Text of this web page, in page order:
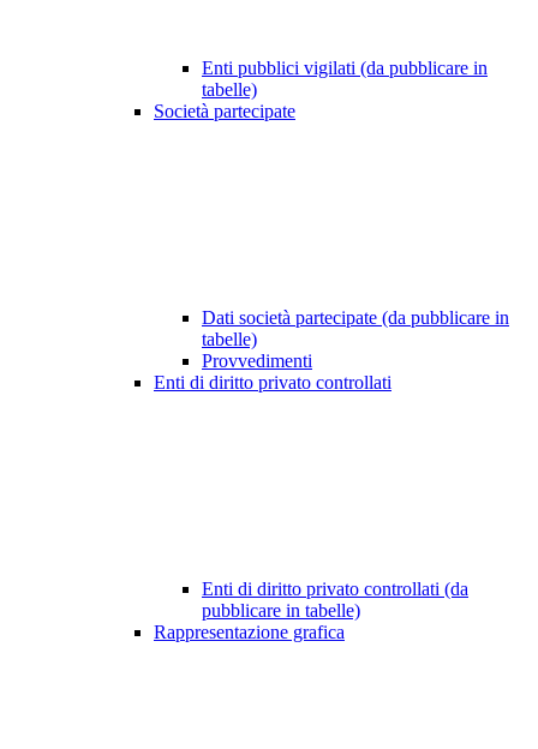
Enti pubblici vigilati (da pubblicare in
tabelle)
Società partecipate
Dati società partecipate (da pubblicare in
tabelle)
Provvedimenti
Enti di diritto privato controllati
Enti di diritto privato controllati (da
pubblicare in tabelle)
Rappresentazione grafica